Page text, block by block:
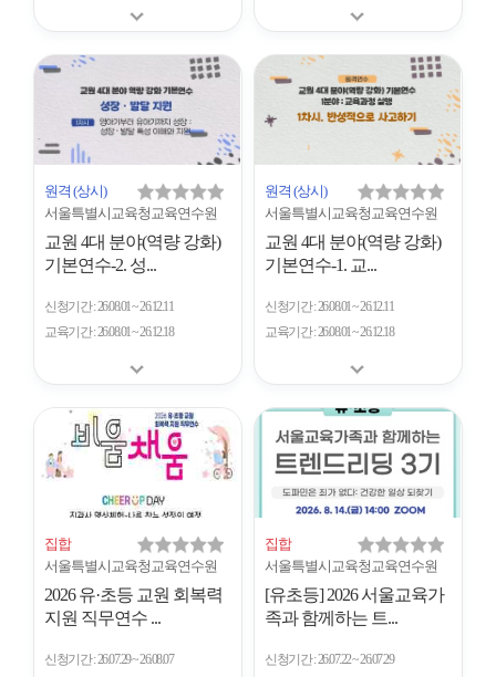
원격 (상시)
서울특별시교육청교육연수원
교원 4대 분야(역량 강화)
기본연수-2. 성...
신청기간 26.08.01 ~ 26.12.11
교육기간 26.08.01 ~ 26.12.18
원격 (상시)
서울특별시교육청교육연수원
교원 4대 분야(역량 강화)
기본연수-1. 교...
신청기간 26.08.01 ~ 26.12.11
교육기간 26.08.01 ~ 26.12.18
집합
서울특별시교육청교육연수원
2026 유·초등 교원 회복력
지원 직무연수 ...
신청기간 26.07.29 ~ 26.08.07
집합
서울특별시교육청교육연수원
[유초등] 2026 서울교육가
족과 함께하는 트...
신청기간 26.07.22 ~ 26.07.29